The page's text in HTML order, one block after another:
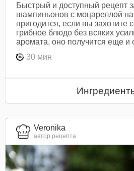
Быстрый и доступный рецепт
шампиньонов с моцареллой
пригодится, если вы захотите
грибное блюдо без всяких
аромата, оно получится еще и
30 мин
Veronika
автор рецепта